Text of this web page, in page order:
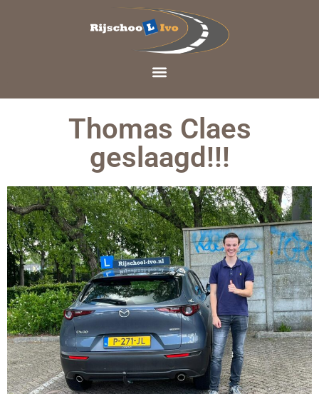
Thomas Claes
geslaagd!!!